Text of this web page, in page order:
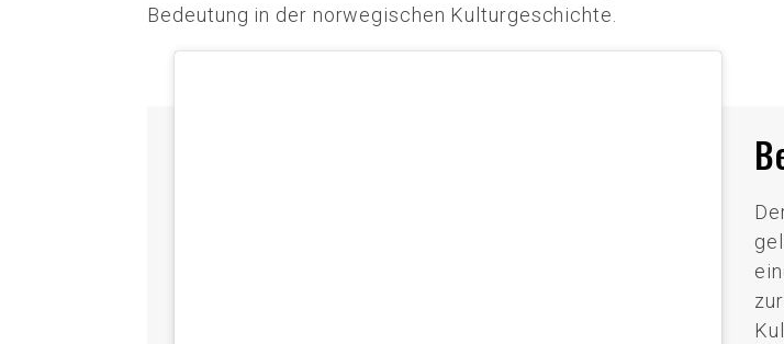
Bedeutung in der norwegischen Kulturgeschichte.